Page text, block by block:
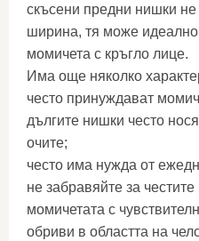
скъсени предни нишки
ширина, тя може
момичета с кръгло лице.
Има още няколко
често принуждават
дългите нишки често
очите;
често има нужда от
не забравяйте за
момичетата с
обриви в областта на